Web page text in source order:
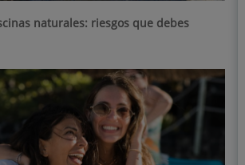
naturales: riesgos que debes